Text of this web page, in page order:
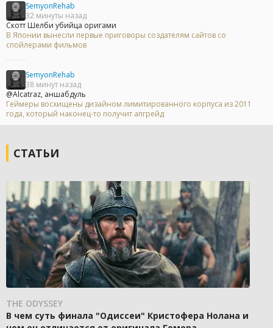
SemyonRehab
32 минуты назад
Скотт Шелби убийца оригами
В Японии вынесли первые приговоры создателям сайтов со
спойлерами фильмов
SemyonRehab
38 минут назад
@Alcatraz, аншабдуль
Геймеры восхищены дизайном лимитированного корпуса из 2011
года, который наконец-то получит апгрейд
СТАТЬИ
THE ODYSSEY
В чем суть финала "Одиссеи" Кристофера Нолана и